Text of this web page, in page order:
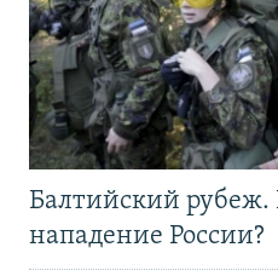
Балтийский рубеж.
нападение России?